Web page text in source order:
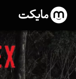
فیلم قصاب با
۵۴۰ 64 ۴.۷